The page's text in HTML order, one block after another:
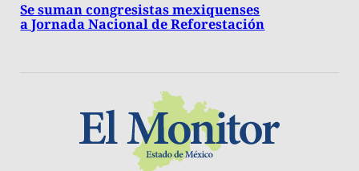
Se suman congresistas mexiquenses
a Jornada Nacional de Reforestación